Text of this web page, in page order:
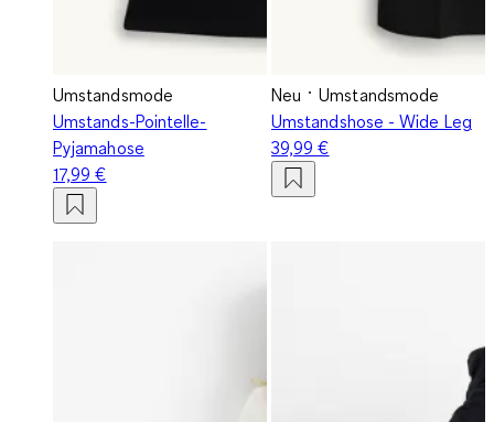
Umstandsmode
Umstands-Pointelle-
Pyjamahose
17,99 €
Neu
Umstandsmode
Umstandshose - Wide Leg
39,99 €